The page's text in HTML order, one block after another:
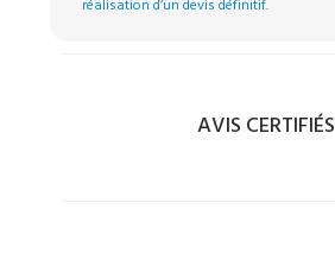
réalisation d’un devis définitif.
AVIS CERTIFIÉS